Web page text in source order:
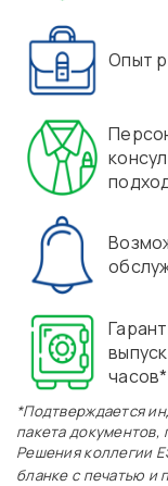
Опыт
часов*
*Подтверждается
пакета
Решения коллегии
бланке с печатью и